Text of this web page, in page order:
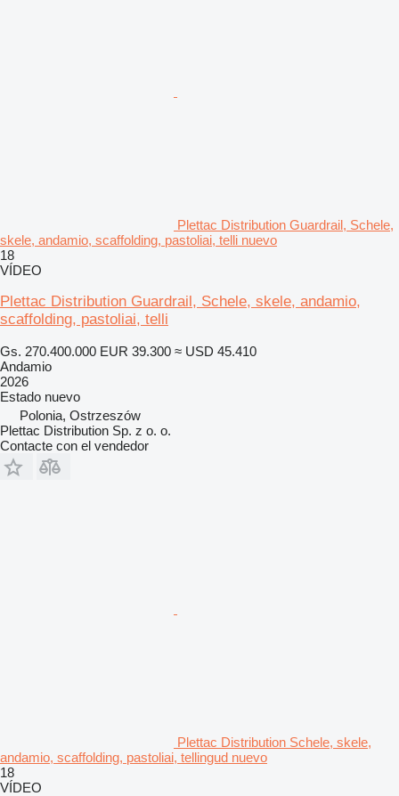
Plettac Distribution Guardrail, Schele,
skele, andamio, scaffolding, pastoliai, telli nuevo
18
VÍDEO
Plettac Distribution Guardrail, Schele, skele, andamio,
scaffolding, pastoliai, telli
Gs. 270.400.000 EUR 39.300 ≈ USD 45.410
Andamio
2026
Estado nuevo
Polonia, Ostrzeszów
Plettac Distribution Sp. z o. o.
Contacte con el vendedor
Plettac Distribution Schele, skele,
andamio, scaffolding, pastoliai, tellingud nuevo
18
VÍDEO